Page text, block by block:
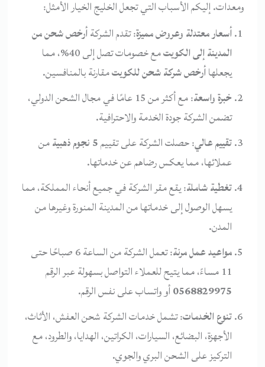
ومعدات. إليكم الأسباب التي تجعل الخليج الخيار الأمثل:
أسعار معتدلة وعروض مميزة: تقدم الشركةأرخص شحن من
المدينة إلى الكويت
مع خصومات تصل إلى 40%، مما
يجعلهاأرخص شركة شحن للكويتمقارنة بالمنافسين.
خبرة واسعة
: مع أكثر من 15 عامًا في مجال الشحن الدولي،
تضمن الشركة جودة الخدمة والاحترافية.
تقييم عالي: حصلت الشركة على تقييم5 نجوم ذهبية
من
عملائها، مما يعكس رضاهم عن خدماتها.
تغطية شاملة: يقع مقر الشركة في جميع أنحاء المملكة، مما
يسهل الوصول إلى خدماتها من المدينة المنورة وغيرها من
المدن.
مواعيد عمل مرنة
: تعمل الشركة من الساعة 6 صباحًا حتى
11 مساءً، مما يتيح للعملاء التواصل بسهولة عبر الرقم
0568829975أو واتساب على نفس الرقم.
تنوع الخدمات: تشمل خدمات الشركة شحن العفش، الأثاث،
الأجهزة، البضائع، السيارات، الكراتين، الهدايا، والطرود، مع
التركيز على الشحن البري والجوي.